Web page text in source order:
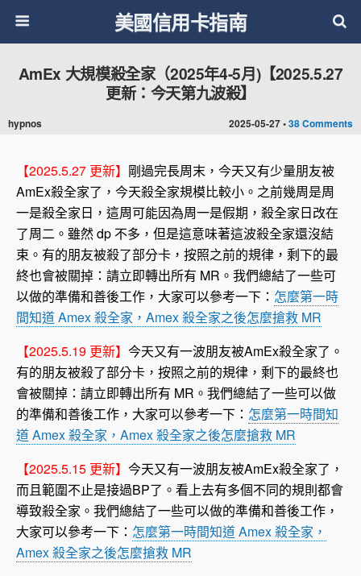
美國信用卡指南
2025-05-27 •38 Comments
AmEx 大規模殺全家（2025年4-5月)【2025.5.27
更新：今天第九波殺】
hypnos
【2025.5.27 更新】 剛過完長周末，今天又有少量朋友被
AmEx殺全家了，今天殺全家規模比較小。之前幾周是周
一是殺全家日，這周可能因為周一是假期，殺全家日改在
了周二。雖然 dp 不多，但是這意味著這波殺全家還沒結
束。有的朋友被殺了部分卡，按照之前的規律，剩下的最
終也會被關掉：請立即轉出所有 MR。我們總結了一些可
以做的準備和善後工作，大家可以參考一下： 怎麼第一時
間知道 Amex 殺全家，Amex 殺全家之後怎麼搶救 MR
【2025.5.19 更新】 今天又有一波朋友被AmEx殺全家了。
有的朋友被殺了部分卡，按照之前的規律，剩下的最終也
會被關掉：請立即轉出所有 MR。我們總結了一些可以做
的準備和善後工作，大家可以參考一下： 怎麼第一時間知
道 Amex 殺全家，Amex 殺全家之後怎麼搶救 MR
【2025.5.15 更新】 今天又有一波朋友被AmEx殺全家了，
而且範圍不止是接過BP了。看上去有多個不同的規則都會
導致殺全家。我們總結了一些可以做的準備和善後工作，
大家可以參考一下： 怎麼第一時間知道 Amex 殺全家，
Amex 殺全家之後怎麼搶救 MR